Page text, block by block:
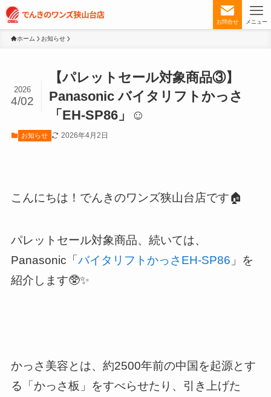
お問合せ メニュー
ホーム お知らせ
【パレットセール対象商品③】
Panasonic バイタリフトかっさ
「EH-SP86」☺️
2026
4/02
お知らせ 2026年4月2日
こんにちは！でんきのワンズ狭山台店です🏠
パレットセール対象商品、続いては、
Panasonic「 バイタリフトかっさEH-SP86 」を
紹介します🥸✨
かっさ美容とは、約2500年前の中国を起源とす
る「かっさ板」をすべらせたり、引き上げた